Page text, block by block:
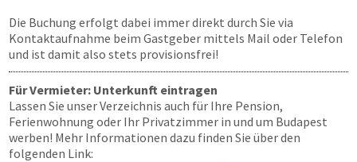
Die Buchung erfolgt dabei immer direkt durch Sie via
Kontaktaufnahme beim Gastgeber mittels Mail oder Telefon
und ist damit also stets provisionsfrei!
Für Vermieter: Unterkunft eintragen
Lassen Sie unser Verzeichnis auch für Ihre Pension,
Ferienwohnung oder Ihr Privatzimmer in und um Budapest
werben! Mehr Informationen dazu finden Sie über den
folgenden Link: